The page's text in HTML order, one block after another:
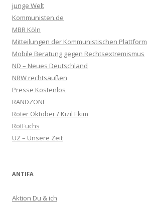
junge Welt
Kommunisten.de
MBR Köln
Mitteilungen der Kommunistischen Plattform
Mobile Beratung gegen Rechtsextremismus
ND – Neues Deutschland
NRW rechtsaußen
Presse Kostenlos
RANDZONE
Roter Oktober / Kızıl Ekim
RotFuchs
UZ – Unsere Zeit
ANTIFA
Aktion Du & ich